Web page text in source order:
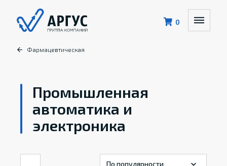
0
Фармацевтическая
Промышленная
автоматика и
электроника